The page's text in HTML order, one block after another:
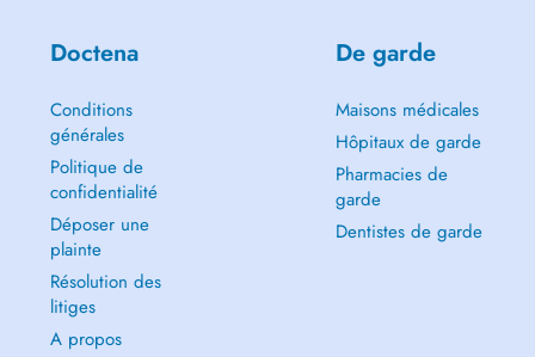
Doctena
Conditions
générales
Politique de
confidentialité
Déposer une
plainte
Résolution des
litiges
A propos
De garde
Maisons médicales
Hôpitaux de garde
Pharmacies de
garde
Dentistes de garde